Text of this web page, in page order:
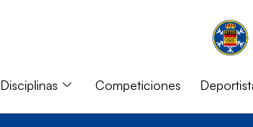
Disciplinas Competiciones